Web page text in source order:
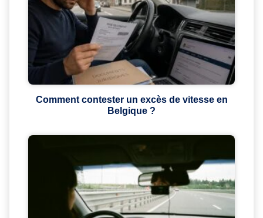
Comment contester un excès de vitesse en
Belgique ?